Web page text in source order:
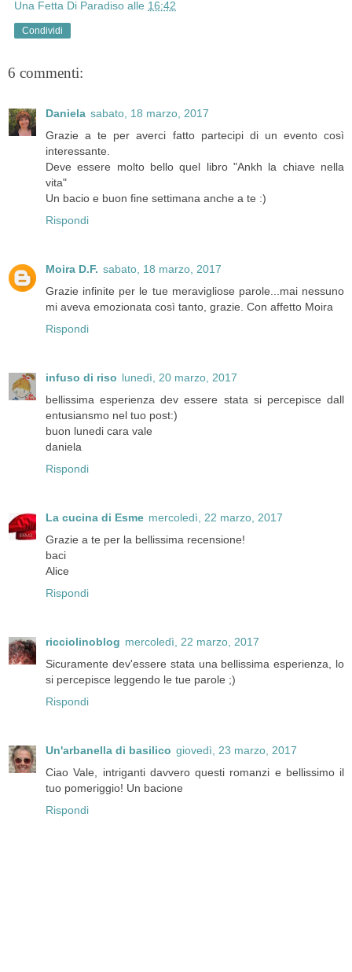
Una Fetta Di Paradiso alle 16:42
Condividi
6 commenti:
Daniela sabato, 18 marzo, 2017
Grazie a te per averci fatto partecipi di un evento così
interessante.
Deve essere molto bello quel libro "Ankh la chiave nella
vita"
Un bacio e buon fine settimana anche a te :)
Rispondi
Moira D.F. sabato, 18 marzo, 2017
Grazie infinite per le tue meravigliose parole...mai nessuno
mi aveva emozionata così tanto, grazie. Con affetto Moira
Rispondi
infuso di riso lunedì, 20 marzo, 2017
bellissima esperienza dev essere stata si percepisce dall
entusiansmo nel tuo post:)
buon lunedi cara vale
daniela
Rispondi
La cucina di Esme mercoledì, 22 marzo, 2017
Grazie a te per la bellissima recensione!
baci
Alice
Rispondi
ricciolinoblog mercoledì, 22 marzo, 2017
Sicuramente dev'essere stata una bellissima esperienza, lo
si percepisce leggendo le tue parole ;)
Rispondi
Un'arbanella di basilico giovedì, 23 marzo, 2017
Ciao Vale, intriganti davvero questi romanzi e bellissimo il
tuo pomeriggio! Un bacione
Rispondi